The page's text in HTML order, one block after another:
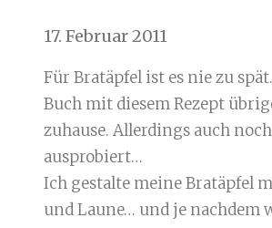
17. Februar 2011
Für Bratäpfel ist es nie zu
Buch mit diesem Rezept
zuhause. Allerdings auch
ausprobiert…
Ich gestalte meine Bratäpfel
und Laune… und je nachdem